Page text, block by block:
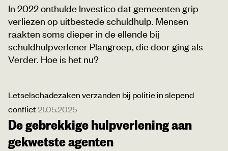
In 2022 onthulde Investico dat gemeenten grip
verliezen op uitbestede schuldhulp. Mensen
raakten soms dieper in de ellende bij
schuldhulpverlener Plangroep, die door ging als
Verder. Hoe is het nu?
Letselschadezaken verzanden bij politie in slepend
conflict21.05.2025
De gebrekkige hulpverlening aan
gekwetste agenten